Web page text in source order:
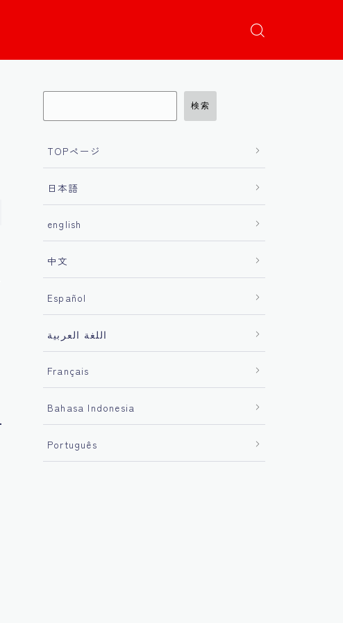
検索
TOPページ
日本語
english
中文
Español
اللغة العربية
Français
Bahasa Indonesia
Português